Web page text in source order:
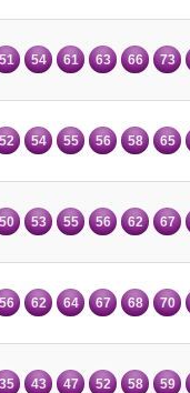
54 61 63 66 73
54 55 56 58 65
53 55 56 62 67
62 64 67 68 70
43 47 52 58 59